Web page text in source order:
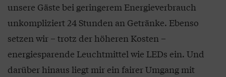
unsere Gäste bei geringerem Energieverbrauch
unkompliziert 24 Stunden an Getränke. Ebenso
setzen wir – trotz der höheren Kosten –
energiesparende Leuchtmittel wie LEDs ein. Und
darüber hinaus liegt mir ein fairer Umgang mit